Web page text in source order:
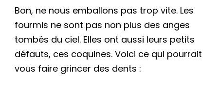
Bon, ne nous emballons pas trop vite. Les
fourmis ne sont pas non plus des anges
tombés du ciel. Elles ont aussi leurs petits
défauts, ces coquines. Voici ce qui pourrait
vous faire grincer des dents :